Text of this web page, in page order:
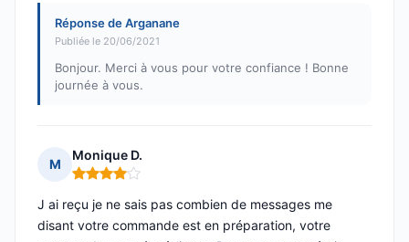
Réponse de Arganane
Publiée le 20/06/2021
Bonjour. Merci à vous pour votre confiance ! Bonne
journée à vous.
M
Monique D.
Note : 4 sur 5
J ai reçu je ne sais pas combien de messages me
disant votre commande est en préparation, votre